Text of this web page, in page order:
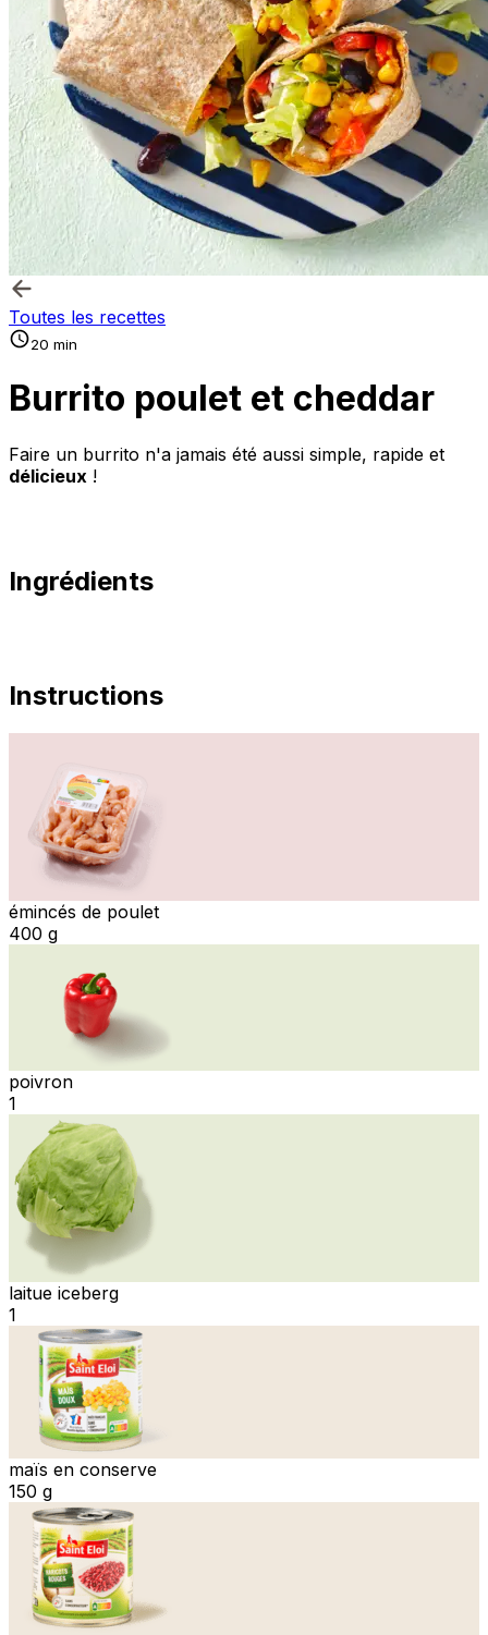
Toutes les recettes
20 min
Burrito poulet et cheddar
Faire un burrito n'a jamais été aussi simple, rapide et
délicieux !
Ingrédients
Instructions
émincés de poulet
400 g
poivron
1
laitue iceberg
1
maïs en conserve
150 g